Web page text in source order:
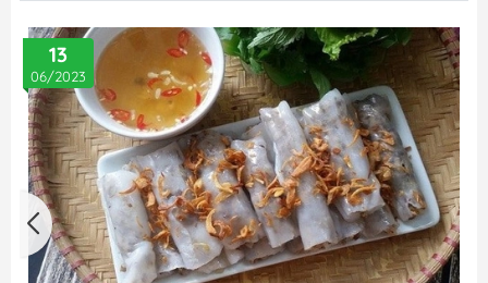
13
06/2023